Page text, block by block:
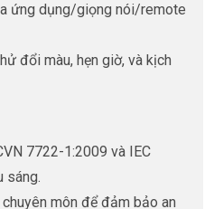
ứng dụng/giọng nói/remote
đổi màu, hẹn giờ, và kịch
7722-1:2009 và IEC
sáng.
môn để đảm bảo an